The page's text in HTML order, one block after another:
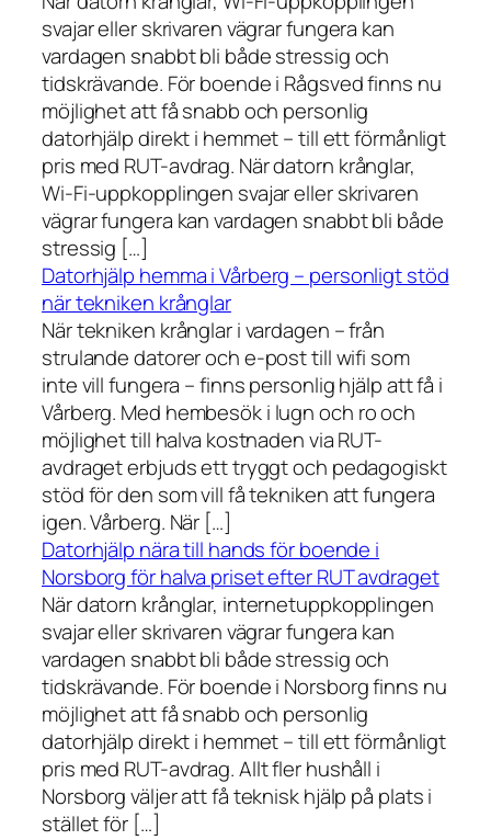
svajar eller skrivaren vägrar fungera kan
vardagen snabbt bli både stressig och
tidskrävande. För boende i Rågsved finns nu
möjlighet att få snabb och personlig
datorhjälp direkt i hemmet – till ett förmånligt
pris med RUT-avdrag. När datorn krånglar,
Wi-Fi-uppkopplingen svajar eller skrivaren
vägrar fungera kan vardagen snabbt bli både
stressig […]
Datorhjälp hemma i Vårberg – personligt stöd
när tekniken krånglar
När tekniken krånglar i vardagen – från
strulande datorer och e-post till wifi som
inte vill fungera – finns personlig hjälp att få i
Vårberg. Med hembesök i lugn och ro och
möjlighet till halva kostnaden via RUT-
avdraget erbjuds ett tryggt och pedagogiskt
stöd för den som vill få tekniken att fungera
igen. Vårberg. När […]
Datorhjälp nära till hands för boende i
Norsborg för halva priset efter RUT avdraget
När datorn krånglar, internetuppkopplingen
svajar eller skrivaren vägrar fungera kan
vardagen snabbt bli både stressig och
tidskrävande. För boende i Norsborg finns nu
möjlighet att få snabb och personlig
datorhjälp direkt i hemmet – till ett förmånligt
pris med RUT-avdrag. Allt fler hushåll i
Norsborg väljer att få teknisk hjälp på plats i
stället för […]